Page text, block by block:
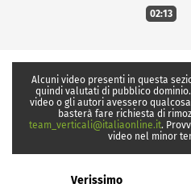
02:13
Alcuni video presenti in questa
quindi valutati di pubblico
video o gli autori avessero
basterà fare richiesta di
team_verticali@italiaonline.it.
video nel minor
Verissimo